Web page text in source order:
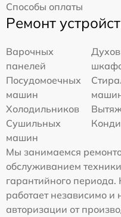
Способы оплаты
Ремонт
Варочных
панелей
Посудомоечных
машин
Холодильников
Сушильных
машин
Мы занимаемся
обслуживанием
гарантийного
работает независимо
авторизации от